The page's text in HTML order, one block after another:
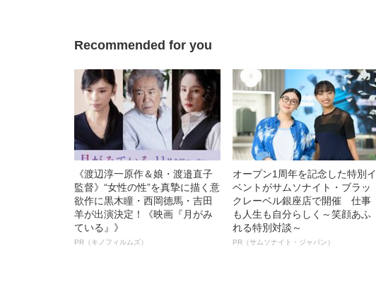
Recommended for you
《渡辺淳一原作＆娘・渡邉直子
監督》“女性の性”を真摯に描く意
欲作に黒木瞳・西岡德馬・吉田
羊が出演決定！《映画『月がみ
ている』》
PR（キノフィルムズ）
オープン1周年を記念した特別イ
ベントがサムソナイト・ブラッ
クレーベル銀座店で開催 仕事
も人生も自分らしく～笑顔あふ
れる特別対談～
PR（サムソナイト・ジャパン）